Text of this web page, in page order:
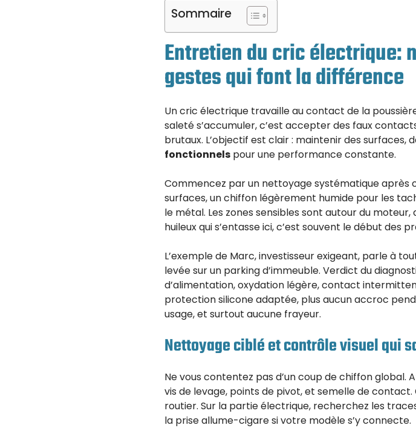
Sommaire
Entretien du cric électrique:
gestes qui font la différence
Un cric électrique travaille au contact de la
saleté s’accumuler, c’est accepter des faux
brutaux. L’objectif est clair : maintenir des surfaces,
fonctionnels pour une performance constante.
Commencez par un nettoyage systématique après
surfaces, un chiffon légèrement humide pour les
le métal. Les zones sensibles sont autour du
huileux qui s’entasse ici, c’est souvent le début des
L’exemple de Marc, investisseur exigeant, parle à
levée sur un parking d’immeuble. Verdict du
d’alimentation, oxydation légère, contact
protection silicone adaptée, plus aucun accroc
usage, et surtout aucune frayeur.
Nettoyage ciblé et contrôle visuel qui
Ne vous contentez pas d’un coup de chiffon global.
vis de levage, points de pivot, et semelle de
routier. Sur la partie électrique, recherchez les
la prise allume-cigare si votre modèle s’y connecte.